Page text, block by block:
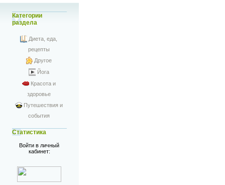
Категории
раздела
Диета, еда,
рецепты
Другое
Йога
Красота и
здоровье
Путешествия и
события
Статистика
Войти в личный
кабинет: